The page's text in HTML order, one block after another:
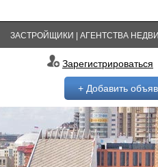
ЗАСТРОЙЩИКИ АГЕНТСТВА
Зарегистрироваться
+ Добавить